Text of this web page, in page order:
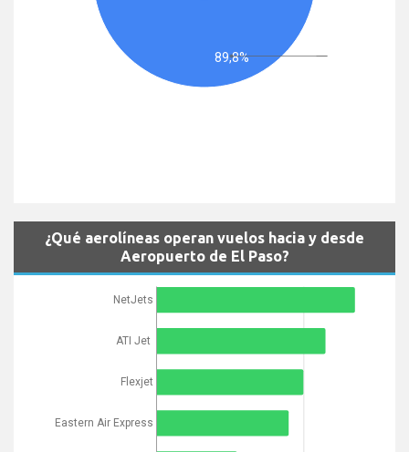
89,8%
¿Qué aerolíneas operan vuelos hacia y desde
Aeropuerto de El Paso?
NetJets
ATI Jet
Flexjet
Eastern Air Express